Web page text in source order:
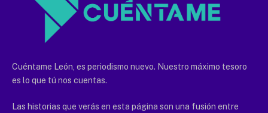
Cuéntame León, es periodismo nuevo. Nuestro máximo tesoro
es lo que tú nos cuentas.
Las historias que verás en esta página son una fusión entre